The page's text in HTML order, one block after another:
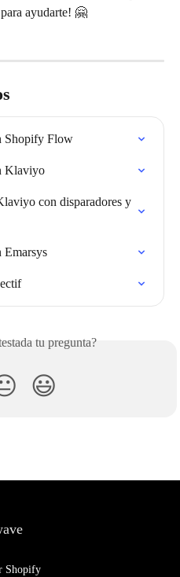
ayudarte! 🤗
Shopify Flow
Klaviyo
con disparadores y
Emarsys
tu pregunta?
😃
Shopify